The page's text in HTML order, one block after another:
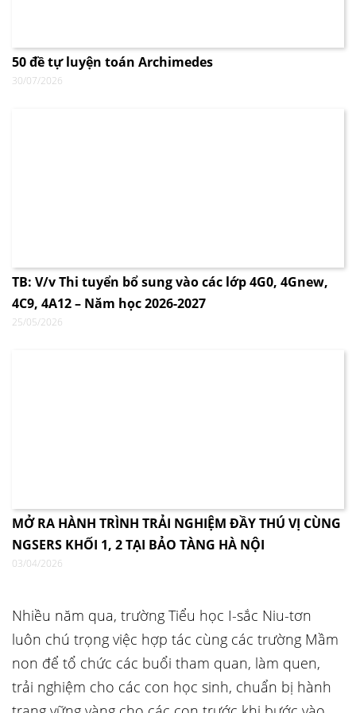
50 đề tự luyện toán Archimedes
30/07/2026
TB: V/v Thi tuyển bổ sung vào các lớp 4G0, 4Gnew,
4C9, 4A12 – Năm học 2026-2027
25/05/2026
MỞ RA HÀNH TRÌNH TRẢI NGHIỆM ĐẦY THÚ VỊ CÙNG
NGSERS KHỐI 1, 2 TẠI BẢO TÀNG HÀ NỘI
03/04/2026
Nhiều năm qua, trường Tiểu học I-sắc Niu-tơn
luôn chú trọng việc hợp tác cùng các trường Mầm
non để tổ chức các buổi tham quan, làm quen,
trải nghiệm cho các con học sinh, chuẩn bị hành